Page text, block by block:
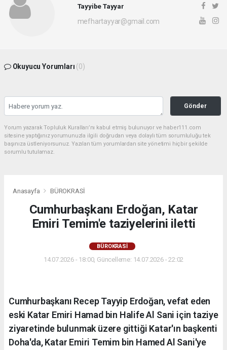
Tayyibe Tayyar
mefhartayyar@gmail.com
Okuyucu Yorumları (0)
Gönder
Yorum yazarak Topluluk Kuralları’nı kabul etmiş bulunuyor ve haber111.com
sitesine yaptığınız yorumunuzla ilgili doğrudan veya dolaylı tüm sorumluluğu tek
başınıza üstleniyorsunuz. Yazılan tüm yorumlardan site yönetimi hiçbir şekilde
sorumlu tutulamaz.
Anasayfa BÜROKRASİ
Cumhurbaşkanı Erdoğan, Katar
Emiri Temim'e taziyelerini iletti
BÜROKRASİ
14.07.2026 - 18:00, Güncelleme: 14.07.2026 - 22:02
Cumhurbaşkanı Recep Tayyip Erdoğan, vefat eden
eski Katar Emiri Hamad bin Halife Al Sani için taziye
ziyaretinde bulunmak üzere gittiği Katar'ın başkenti
Doha'da, Katar Emiri Temim bin Hamed Al Sani'ye